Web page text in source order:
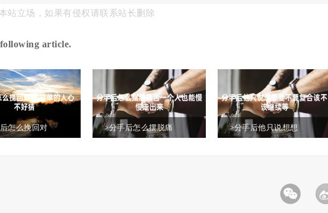
站立场，如果有侵权请联系站长删除
article.
怎么挽回对 >分手后怎么摆脱痛 >分手后他只说想想